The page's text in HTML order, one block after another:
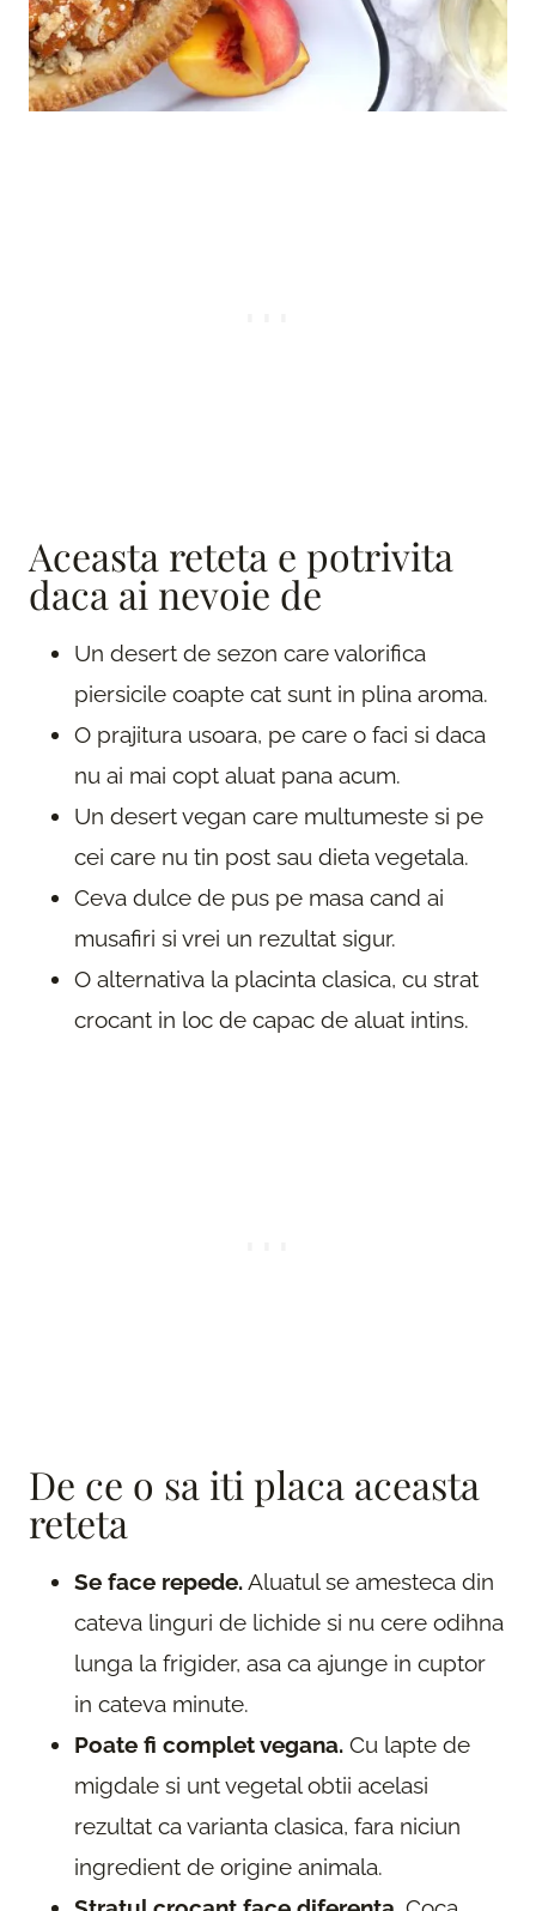
Aceasta reteta e potrivita
daca ai nevoie de
Un desert de sezon care valorifica
piersicile coapte cat sunt in plina aroma.
O prajitura usoara, pe care o faci si daca
nu ai mai copt aluat pana acum.
Un desert vegan care multumeste si pe
cei care nu tin post sau dieta vegetala.
Ceva dulce de pus pe masa cand ai
musafiri si vrei un rezultat sigur.
O alternativa la placinta clasica, cu strat
crocant in loc de capac de aluat intins.
De ce o sa iti placa aceasta
reteta
Se face repede.Aluatul se amesteca din
cateva linguri de lichide si nu cere odihna
lunga la frigider, asa ca ajunge in cuptor
in cateva minute.
Poate fi complet vegana. Cu lapte de
migdale si unt vegetal obtii acelasi
rezultat ca varianta clasica, fara niciun
ingredient de origine animala.